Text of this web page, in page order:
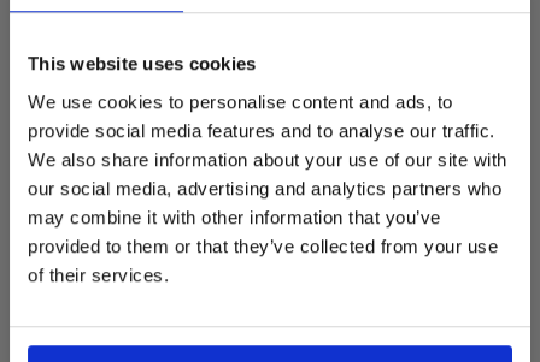
This website uses cookies
We use cookies to personalise content and ads, to
provide social media features and to analyse our traffic.
We also share information about your use of our site with
our social media, advertising and analytics partners who
may combine it with other information that you’ve
provided to them or that they’ve collected from your use
of their services.
woonaccessoires aan te schaffen met aantrekkelijke kortingen.
In onze showroom vind je een uitgebreide selectie
designmeubelen van gerenommeerde Nederlandse en Europese
merken. Onder andere showroommodellen vanHarvink,
Gelderland,Swedese,Sculptures JeuxenArtisanzijn nu extra
voordelig verkrijgbaar. Profiteer van unieke aanbiedingen zolang
de voorraad strekt!
Liever nieuw bestellen? Ook dan krijgt u een vriendelijke
designmeubel geheel naar wens samen te stellen, met de